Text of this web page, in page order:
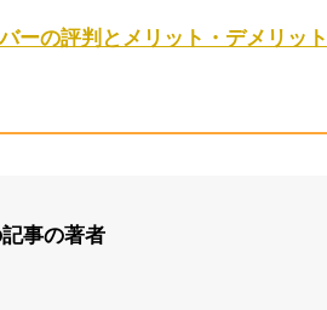
ーの評判とメリット・デメリット
事の著者